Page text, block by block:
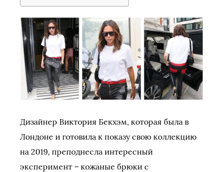
Дизайнер Виктория Бекхэм, которая была в
Лондоне и готовила к показу свою коллекцию
на 2019, преподнесла интересный
эксперимент – кожаные брюки с